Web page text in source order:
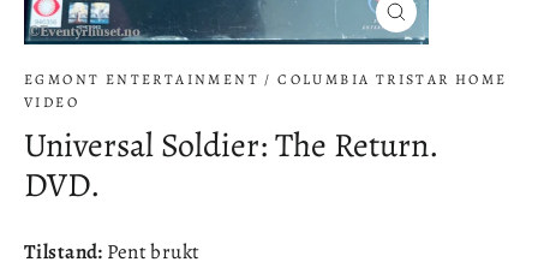
Lukke
(esc)
EGMONT ENTERTAINMENT / COLUMBIA TRISTAR HOME
VIDEO
Universal Soldier: The Return.
DVD.
Tilstand: Pent brukt